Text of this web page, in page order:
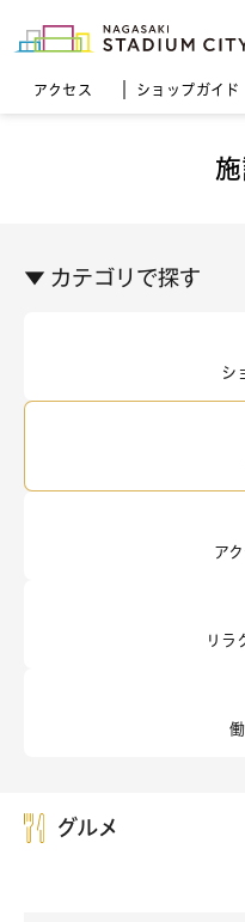
アクセス ショップガイド
▼ カテゴリで探す
シ
ア
リラ
グルメ